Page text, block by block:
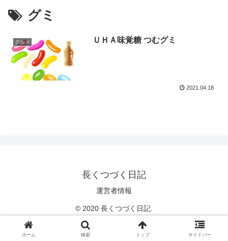
グミ
グルメ ＵＨＡ味覚糖 つむグミ
2021.04.18
長くつづく日記
運営者情報
© 2020 長くつづく日記.
ホーム 検索 トップ サイドバー